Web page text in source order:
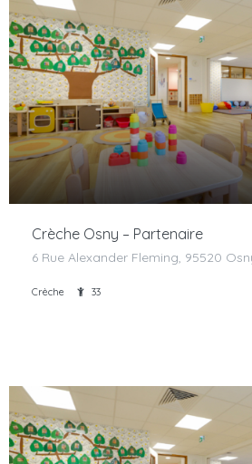
Crèche Osny – Partenaire
6 Rue Alexander Fleming, 95520
Crèche 33